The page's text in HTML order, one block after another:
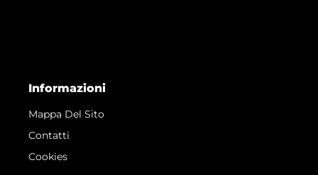
Informazioni
Mappa Del Sito
Contatti
Cookies